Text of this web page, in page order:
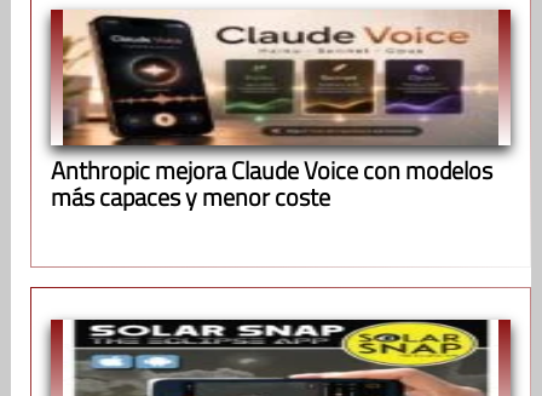
Anthropic mejora Claude Voice con modelos
más capaces y menor coste